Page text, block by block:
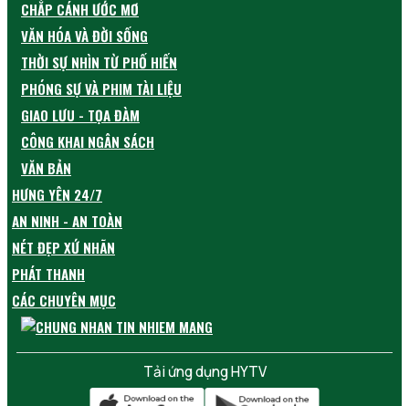
CHẮP CÁNH ƯỚC MƠ
VĂN HÓA VÀ ĐỜI SỐNG
THỜI SỰ NHÌN TỪ PHỐ HIẾN
PHÓNG SỰ VÀ PHIM TÀI LIỆU
GIAO LƯU - TỌA ĐÀM
CÔNG KHAI NGÂN SÁCH
VĂN BẢN
HƯNG YÊN 24/7
AN NINH - AN TOÀN
NÉT ĐẸP XỨ NHÃN
PHÁT THANH
CÁC CHUYÊN MỤC
Tải ứng dụng HYTV